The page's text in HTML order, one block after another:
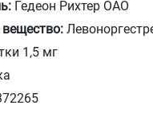
Гедеон Рихтер ОАО
1,5 мг